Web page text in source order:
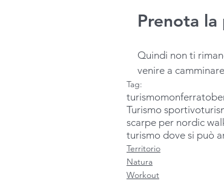
Prenota la
Quindi non ti
venire a
Tag:
turismomonferrato
Turismo sportivo
scarpe per nordic
turismo dove si può
Territorio
Natura
Workout